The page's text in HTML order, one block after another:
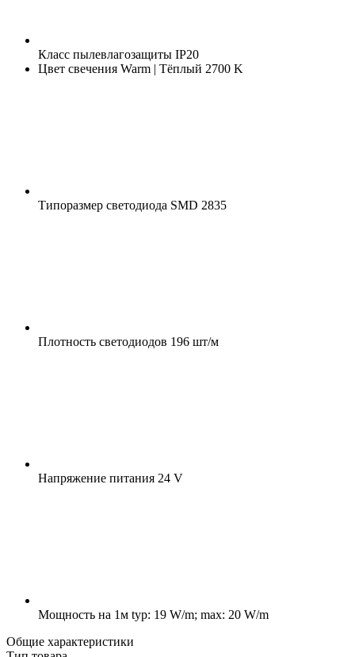
Класс пылевлагозащиты IP20
Цвет свечения Warm | Тёплый 2700 K
Типоразмер светодиода SMD 2835
Плотность светодиодов 196 шт/м
Напряжение питания 24 V
Мощность на 1м typ: 19 W/m; max: 20 W/m
Общие характеристики